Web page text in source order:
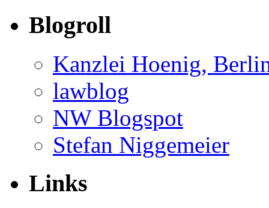
Blogroll
Kanzlei Hoenig,
lawblog
NW Blogspot
Stefan Niggemeier
Links